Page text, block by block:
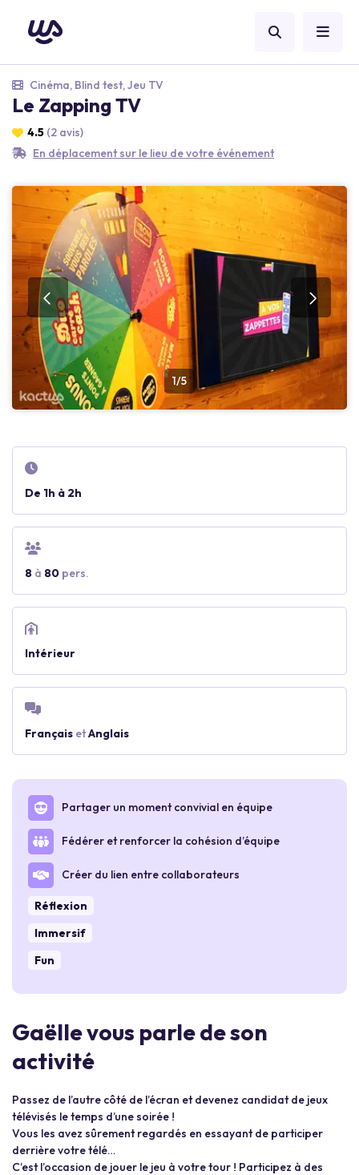
Cinéma, Blind test, Jeu TV
Le Zapping TV
4.5 (2 avis)
En déplacement sur le lieu de votre événement
1/5
De 1h à 2h
8 à 80 pers.
Intérieur
Français etAnglais
Partager un moment convivial en équipe
Fédérer et renforcer la cohésion d’équipe
Créer du lien entre collaborateurs
Réflexion
Immersif
Fun
Gaëlle vous parle de son
activité
Passez de l’autre côté de l’écran et devenez candidat de jeux
télévisés le temps d’une soirée !
Vous les avez sûrement regardés en essayant de participer
derrière votre télé…
C’est l’occasion de jouer le jeu à votre tour ! Participez à des